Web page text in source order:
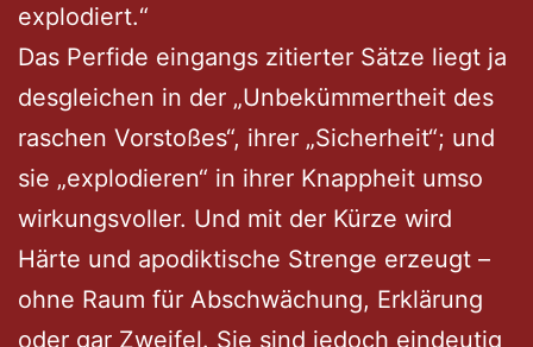
explodiert.“
Das Perfide eingangs zitierter Sätze liegt ja
desgleichen in der „Unbekümmertheit des
raschen Vorstoßes“, ihrer „Sicherheit“; und
sie „explodieren“ in ihrer Knappheit umso
wirkungsvoller. Und mit der Kürze wird
Härte und apodiktische Strenge erzeugt –
ohne Raum für Abschwächung, Erklärung
oder gar Zweifel. Sie sind jedoch eindeutig